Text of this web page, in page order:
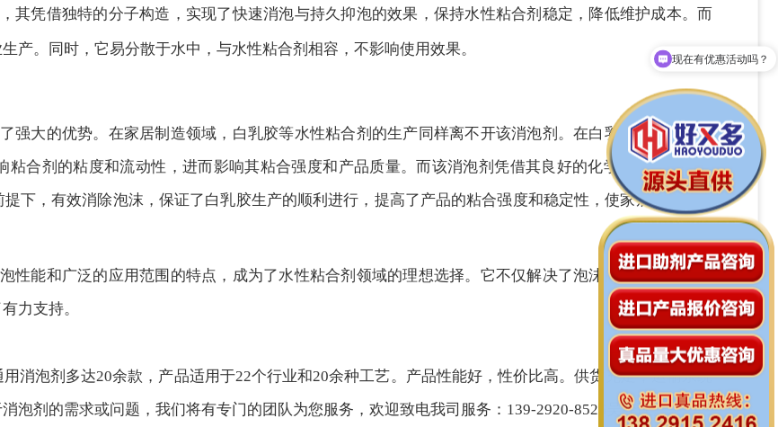
其凭借独特的分子构造，实现了快速消泡与持久抑泡的效果，保持水性粘合剂稳定，降低维护成本。而
产。同时，它易分散于水中，与水性粘合剂相容，不影响使用效果。
强大的优势。在家居制造领域，白乳胶等水性粘合剂的生产同样离不开该消泡剂。在白乳胶的合成过程
合剂的粘度和流动性，进而影响其粘合强度和产品质量。而该消泡剂凭借其良好的化学稳定性和相容
下，有效消除泡沫，保证了白乳胶生产的顺利进行，提高了产品的粘合强度和稳定性，使家居制造中的
性能和广泛的应用范围的特点，成为了水性粘合剂领域的理想选择。它不仅解决了泡沫问题，还提高了
力支持。
消泡剂多达20余款，产品适用于22个行业和20余种工艺。产品性能好，性价比高。供货充足，运输系统
泡剂的需求或问题，我们将有专门的团队为您服务，欢迎致电我司服务：139-2920-8526吴经理。
拨打13929208526